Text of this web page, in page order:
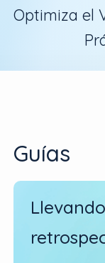
Optimiza el
Guías